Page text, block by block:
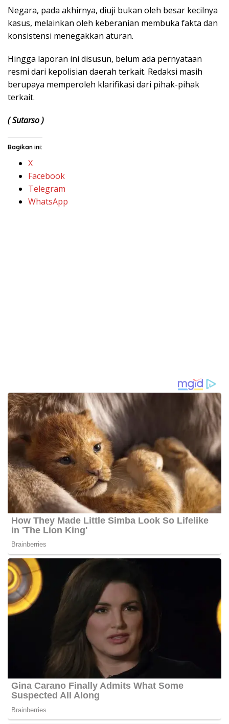
Negara, pada akhirnya, diuji bukan oleh besar kecilnya
kasus, melainkan oleh keberanian membuka fakta dan
konsistensi menegakkan aturan.
Hingga laporan ini disusun, belum ada pernyataan
resmi dari kepolisian daerah terkait. Redaksi masih
berupaya memperoleh klarifikasi dari pihak-pihak
terkait.
( Sutarso )
Bagikan ini:
X
Facebook
Telegram
WhatsApp